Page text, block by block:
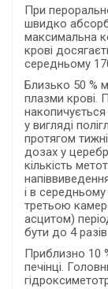
При
швидко
максимальна
крові
середньому
Близько 50 %
плазми крові.
накопичується
у вигляді
протягом
дозах у
кількість
і в середньому
третьою
асцитом)
бути до 4
Приблизно 10
печінці.